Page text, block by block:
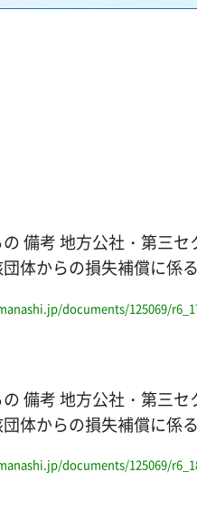
備考 地方公社・第三
体からの損失補償に係
documents/125069/
備考 地方公社・第三
体からの損失補償に係
documents/125069/